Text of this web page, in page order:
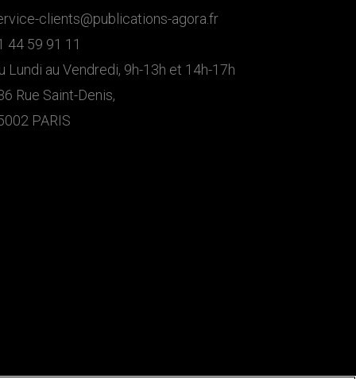
clients@publications-agora.fr
44 59 91 11
Lundi au Vendredi, 9h-13h et 14h-17h
Rue Saint-Denis,
PARIS